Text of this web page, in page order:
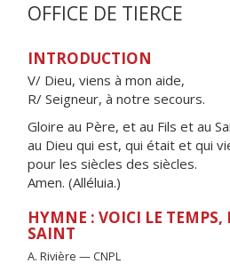
OFFICE DE TIERCE
INTRODUCTION
V/ Dieu, viens à mon aide,
R/ Seigneur, à notre secours.
Gloire au Père, et au Fils et au
au Dieu qui est, qui était et qui
pour les siècles des siècles.
Amen. (Alléluia.)
HYMNE : VOICI LE TEMPS,
SAINT
A. Rivière — CNPL